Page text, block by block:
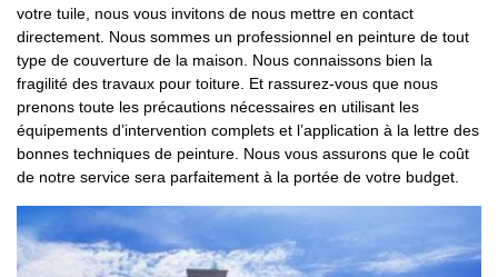
votre tuile, nous vous invitons de nous mettre en contact
directement. Nous sommes un professionnel en peinture de tout
type de couverture de la maison. Nous connaissons bien la
fragilité des travaux pour toiture. Et rassurez-vous que nous
prenons toute les précautions nécessaires en utilisant les
équipements d’intervention complets et l’application à la lettre des
bonnes techniques de peinture. Nous vous assurons que le coût
de notre service sera parfaitement à la portée de votre budget.